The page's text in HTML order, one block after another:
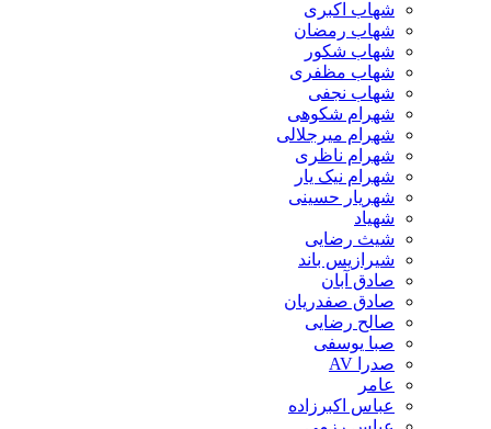
شهاب اکبری
شهاب رمضان
شهاب شکور
شهاب مظفری
شهاب نجفی
شهرام شکوهی
شهرام میرجلالی
شهرام ناظری
شهرام نیک یار
شهریار حسینی
شهیاد
شیث رضایی
شیرازیس باند
صادق آبان
صادق صفدریان
صالح رضایی
صبا یوسفی
صدرا AV
عامر
عباس اکبرزاده